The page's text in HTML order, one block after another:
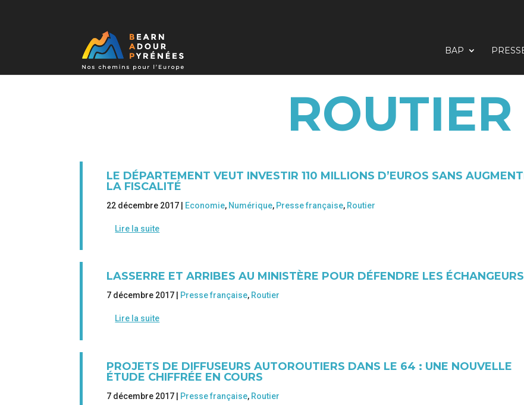
BAP
ROUTIER
LE DÉPARTEMENT VEUT INVESTIR 110 MILLIONS D’EUROS SANS
LA FISCALITÉ
22 décembre 2017 | Economie, Numérique, Presse française, Routier
Lire la suite
LASSERRE ET ARRIBES AU MINISTÈRE POUR DÉFENDRE LES ÉCHANGEURS
7 décembre 2017 | Presse française, Routier
Lire la suite
PROJETS DE DIFFUSEURS AUTOROUTIERS DANS LE 64 : UNE NOUVELLE
ÉTUDE CHIFFRÉE EN COURS
7 décembre 2017 | Presse française, Routier